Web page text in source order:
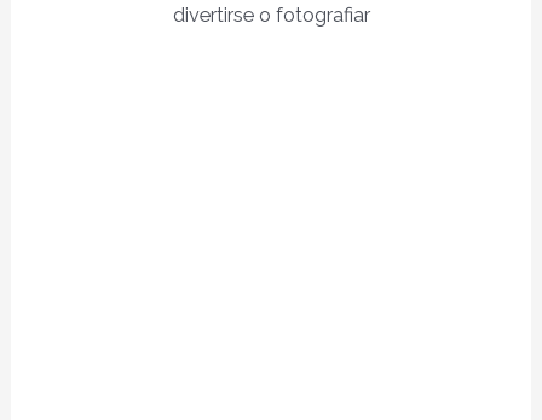
divertirse o fotografiar